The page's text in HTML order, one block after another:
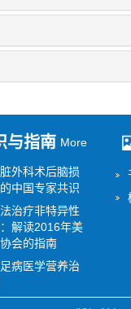
与指南 More
外科术后脑损
中国专家共识
治疗非特异性
解读2016年美
会的指南
病医学营养治